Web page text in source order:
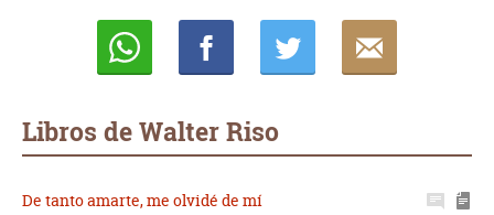
Libros de Walter Riso
De tanto amarte, me olvidé de mí